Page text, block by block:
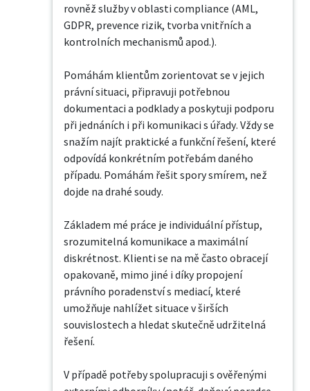
rovněž služby v oblasti compliance (AML,
GDPR, prevence rizik, tvorba vnitřních a
kontrolních mechanismů apod.).
Pomáhám klientům zorientovat se v jejich
právní situaci, připravuji potřebnou
dokumentaci a podklady a poskytuji podporu
při jednáních i při komunikaci s úřady. Vždy se
snažím najít praktické a funkční řešení, které
odpovídá konkrétním potřebám daného
případu. Pomáhám řešit spory smírem, než
dojde na drahé soudy.
Základem mé práce je individuální přístup,
srozumitelná komunikace a maximální
diskrétnost. Klienti se na mě často obracejí
opakovaně, mimo jiné i díky propojení
právního poradenství s mediací, které
umožňuje nahlížet situace v širších
souvislostech a hledat skutečně udržitelná
řešení.
V případě potřeby spolupracuji s ověřenými